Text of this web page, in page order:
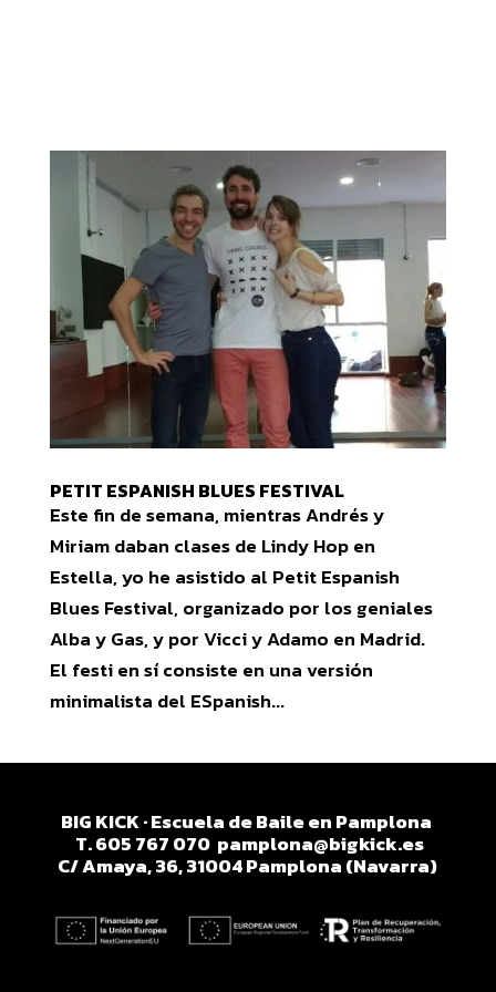
PETIT ESPANISH BLUES FESTIVAL
Este fin de semana, mientras Andrés y
Miriam daban clases de Lindy Hop en
Estella, yo he asistido al Petit Espanish
Blues Festival, organizado por los geniales
Alba y Gas, y por Vicci y Adamo en Madrid.
El festi en sí consiste en una versión
minimalista del ESpanish...
BIG KICK · Escuela de Baile en Pamplona
T. 605 767 070 pamplona@bigkick.es
C/ Amaya, 36, 31004 Pamplona (Navarra)